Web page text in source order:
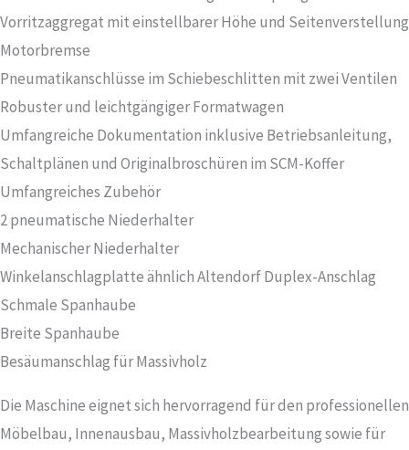
Vorritzaggregat mit einstellbarer Höhe und Seitenverstellung
Motorbremse
Pneumatikanschlüsse im Schiebeschlitten mit zwei Ventilen
Robuster und leichtgängiger Formatwagen
Umfangreiche Dokumentation inklusive Betriebsanleitung,
Schaltplänen und Originalbroschüren im SCM-Koffer
Umfangreiches Zubehör
2 pneumatische Niederhalter
Mechanischer Niederhalter
Winkelanschlagplatte ähnlich Altendorf Duplex-Anschlag
Schmale Spanhaube
Breite Spanhaube
Besäumanschlag für Massivholz
Die Maschine eignet sich hervorragend für den professionellen
Möbelbau, Innenausbau, Massivholzbearbeitung sowie für